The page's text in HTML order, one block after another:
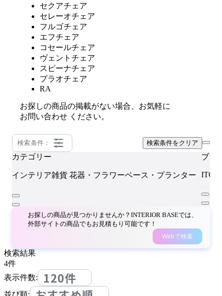
セクアチェア
セレーオチェア
フルゴチェア
エフチェア
コセールチェア
ヴェントチェア
スピーナチェア
プラオチェア
RA
お探しの商品の掲載がない場合、お気軽に
お問い合わせ ください。
検索条件： 検索条件をクリア
カテゴリー
インテリア雑貨 花器・フラワーベース・プランター
ブラ
お探しの商品が見つかりませんか？INTERIOR BASEでは、
外部サイトの商品でもお見積もり可能です！
Webで検索
検索結果
4件
表示件数:
120件
並び順: